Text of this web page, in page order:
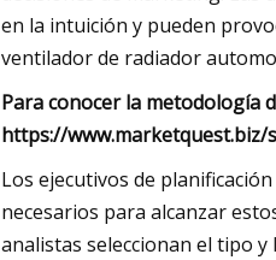
en la intuición y pueden
ventilador de radiador
Para conocer la metodología
https://www.marketquest.biz/
Los ejecutivos de
necesarios para alcanzar
analistas seleccionan el tipo